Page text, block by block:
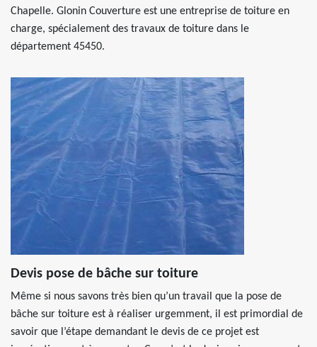
Chapelle. Glonin Couverture est une entreprise de toiture en
charge, spécialement des travaux de toiture dans le
département 45450.
Devis pose de bâche sur toiture
Même si nous savons très bien qu’un travail que la pose de
bâche sur toiture est à réaliser urgemment, il est primordial de
savoir que l’étape demandant le devis de ce projet est